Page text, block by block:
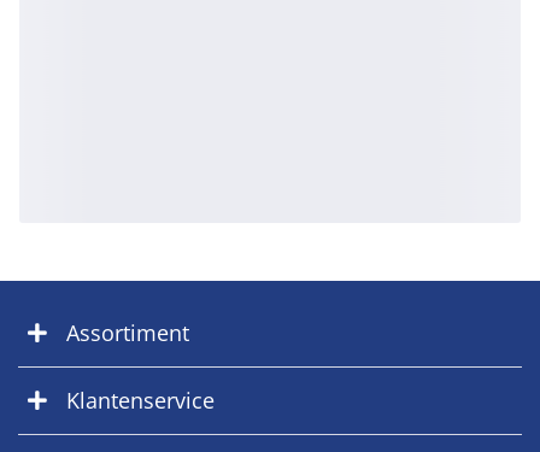
Assortiment
Klantenservice